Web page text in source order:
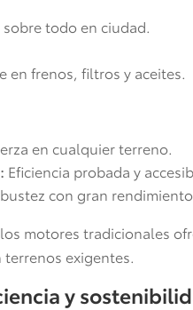
todo en ciudad.
en frenos, filtros y aceites.
en cualquier terreno.
Eficiencia probada y
con gran
los motores tradicionales
exigentes.
y